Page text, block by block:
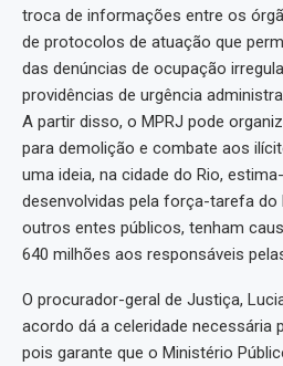
troca de informações entre os
de protocolos de atuação que
das denúncias de ocupação
providências de urgência
A partir disso, o MPRJ pode
para demolição e combate aos
uma ideia, na cidade do Rio,
desenvolvidas pela força-tarefa do
outros entes públicos, tenham
640 milhões aos responsáveis
O procurador-geral de Justiça,
acordo dá a celeridade necessária
pois garante que o Ministério